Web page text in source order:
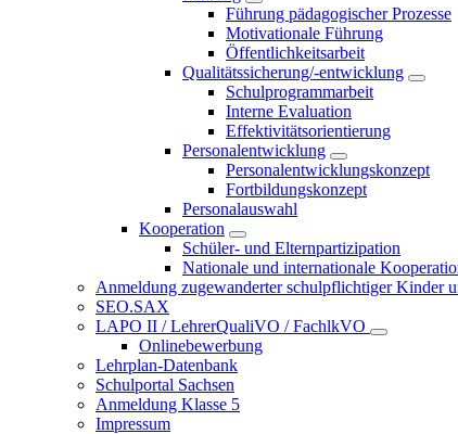
Führung pädagogischer Prozesse
Motivationale Führung
Öffentlichkeitsarbeit
Qualitätssicherung/-entwicklung
Schulprogrammarbeit
Interne Evaluation
Effektivitätsorientierung
Personalentwicklung
Personalentwicklungskonzept
Fortbildungskonzept
Personalauswahl
Kooperation
Schüler- und Elternpartizipation
Nationale und internationale
Anmeldung zugewanderter schulpflichtiger Kinder
SEO.SAX
LAPO II / LehrerQualiVO / FachlkVO
Onlinebewerbung
Lehrplan-Datenbank
Schulportal Sachsen
Anmeldung Klasse 5
Impressum